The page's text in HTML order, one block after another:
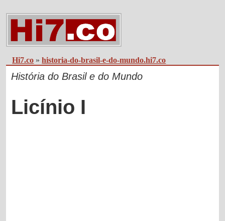
Hi7.co »historia-do-brasil-e-do-mundo.hi7.co
História do Brasil e do Mundo
Licínio I